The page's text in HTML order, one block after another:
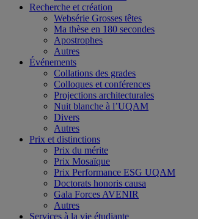
Recherche et création
Websérie Grosses têtes
Ma thèse en 180 secondes
Apostrophes
Autres
Événements
Collations des grades
Colloques et conférences
Projections architecturales
Nuit blanche à l’UQAM
Divers
Autres
Prix et distinctions
Prix du mérite
Prix Mosaïque
Prix Performance ESG UQAM
Doctorats honoris causa
Gala Forces AVENIR
Autres
Services à la vie étudiante